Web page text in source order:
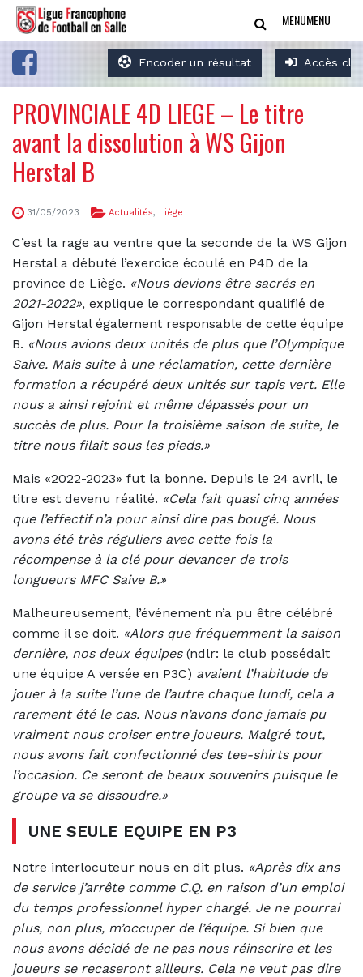
Encoder un résultat Accès
MENUMENU
PROVINCIALE 4D LIEGE – Le titre
avant la dissolution à WS Gijon
Herstal B
31/05/2023 Actualités, Liège
C’est la rage au ventre que la seconde de la WS Gijon
Herstal a débuté l’exercice écoulé en P4D de la
province de Liège. «Nous devions être sacrés en
2021-2022», explique le correspondant qualifié de
Gijon Herstal également responsable de cette équipe
B. «Nous avions deux unités de plus que l’Olympique
Saive. Mais suite à une réclamation, cette dernière
formation a récupéré deux unités sur tapis vert. Elle
nous a ainsi rejoint et même dépassés pour un
succès de plus. Pour la troisième saison de suite, le
titre nous filait sous les pieds.»
Mais «2022-2023» fut la bonne. Depuis le 24 avril, le
titre est devenu réalité. «Cela fait quasi cinq années
que l’effectif n’a pour ainsi dire pas bougé. Nous
avons été très réguliers avec cette fois la
récompense à la clé pour devancer de trois
longueurs MFC Saive B.»
Malheureusement, l’événement n’a pu être célébré
comme il se doit. «Alors que fréquemment la saison
dernière, nos deux équipes(ndlr: le club possédait
une équipe A versée en P3C) avaient l’habitude de
jouer à la suite l’une de l’autre chaque lundi, cela a
rarement été le cas. Nous n’avons donc jamais pu
vraiment nous croiser entre joueurs. Malgré tout,
nous avons fait confectionné des tee-shirts pour
l’occasion. Ce seront de beaux souvenirs puisque le
groupe va se dissoudre.»
UNE SEULE EQUIPE EN P3
Notre interlocuteur nous en dit plus. «Après dix ans
de service j’arrête comme C.Q. en raison d’un emploi
du temps professionnel hyper chargé. Je ne pourrai
plus, non plus, m’occuper de l’équipe. Si bien que
nous avons décidé de ne pas nous réinscrire et les
joueurs se recaseront ailleurs. Cela ne veut pas dire